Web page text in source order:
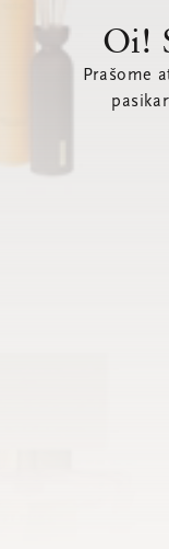
Oi!
Prašome